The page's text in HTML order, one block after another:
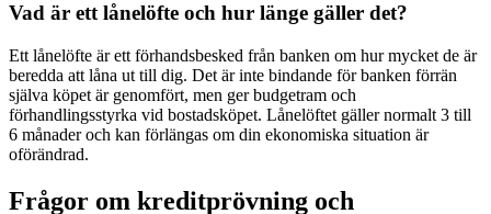
Vad är ett lånelöfte och hur länge gäller det?
Ett lånelöfte är ett förhandsbesked från banken om hur mycket de är
beredda att låna ut till dig. Det är inte bindande för banken förrän
själva köpet är genomfört, men ger budgetram och
förhandlingsstyrka vid bostadsköpet. Lånelöftet gäller normalt 3 till
6 månader och kan förlängas om din ekonomiska situation är
oförändrad.
Frågor om kreditprövning och